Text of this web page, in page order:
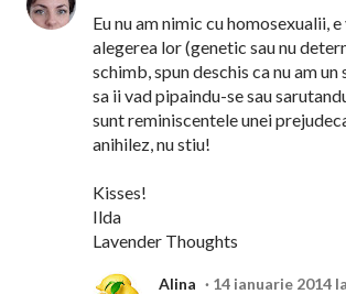
Eu nu am nimic cu homosexualii,
alegerea lor (genetic sau nu
schimb, spun deschis ca nu am
sa ii vad pipaindu-se sau
sunt reminiscentele unei
anihilez, nu stiu!
Kisses!
Ilda
Lavender Thoughts
Alina 14 ianuarie 2014